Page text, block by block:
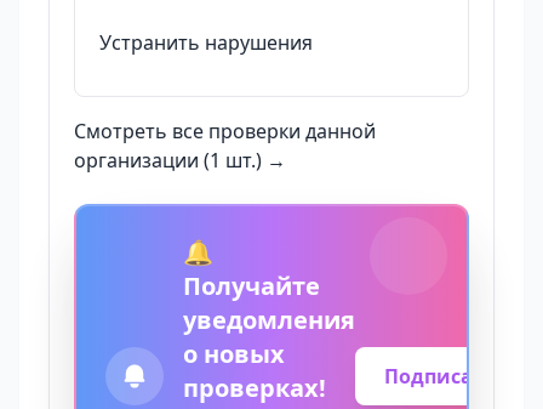
Устранить нарушения
Смотреть все проверки данной
организации (1 шт.) →
🔔
Получайте
уведомления
о новых
проверках!
Подписаться